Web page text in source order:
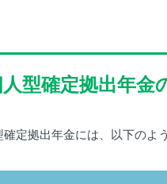
型確定拠出年金
確定拠出年金には、以下のよ